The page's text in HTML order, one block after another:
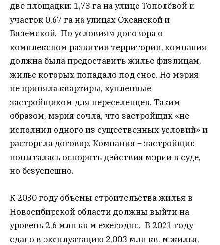
две площадки: 1,73 га на улице Тополёвой и
участок 0,67 га на улицах Океанской и
Вяземской. По условиям договора о
комплексном развитии территории, компания
должна была предоставить жилье физлицам,
жилье которых попадало под снос. Но мэрия
не приняла квартиры, купленные
застройщиком для переселенцев. Таким
образом, мэрия сочла, что застройщик «не
исполнил одного из существенных условий» и
расторгла договор. Компания – застройщик
попыталась оспорить действия мэрии в суде,
но безуспешно.
К 2030 году объемы строительства жилья в
Новосибирской области должны выйти на
уровень 2,6 млн кв м ежегодно. В 2021 году
сдано в эксплуатацию 2,003 млн кв. м жилья,